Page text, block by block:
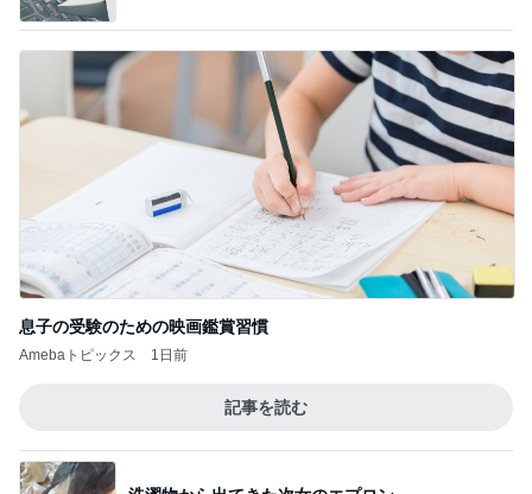
息子の受験のための映画鑑賞習慣
Amebaトピックス 1日前
記事を読む